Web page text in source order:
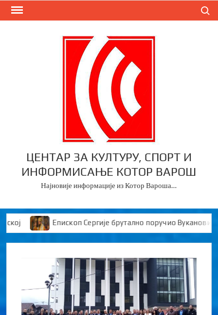
Skip
ЦЕНТАР ЗА КУЛТУРУ, СПОРТ И
ИНФОРМИСАЊЕ КОТОР ВАРОШ
Најновије информације из Котор Вароша…
Епископ Сергије брутално поручио Вукановићу “У